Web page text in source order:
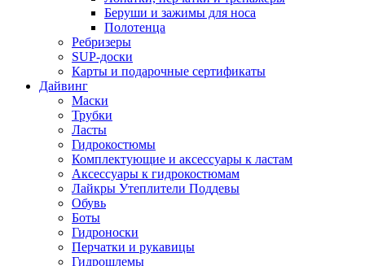
Беруши и зажимы для носа
Полотенца
Ребризеры
SUP-доски
Карты и подарочные сертификаты
Дайвинг
Маски
Трубки
Ласты
Гидрокостюмы
Комплектующие и аксессуары к ластам
Аксессуары к гидрокостюмам
Лайкры Утеплители Поддевы
Обувь
Боты
Гидроноски
Перчатки и рукавицы
Гидрошлемы